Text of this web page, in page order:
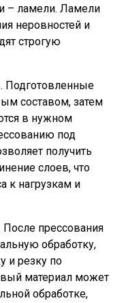
– ламели. Ламели
неровностей и
строгую
. Подготовленные
составом, затем
в нужном
под
получить
слоев, что
к нагрузкам и
После прессования
обработку,
и резку по
материал может
обработке,